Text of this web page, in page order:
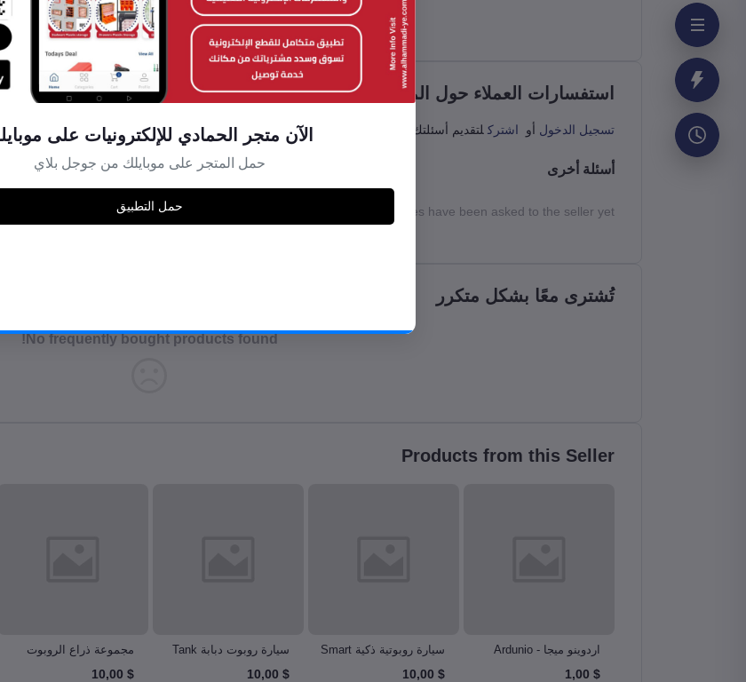
Failed to load reviews.
استفسارات العملاء حول المنتج (0)
تسجيل الدخول أو اشترك لتقديم أسئلتك للبائع
أسئلة أخرى
No queries have been asked to the seller yet
تُشترى معًا بشكل متكرر
No frequently bought products found!
Products from this Seller
اردوينو ميجا - Ardunio
$ 1,00
سيارة روبوتية ذكية Smart
$ 10,00
سيارة روبوت دبابة Tank
$ 10,00
مجموعة ذراع الروبوت
$ 10,00